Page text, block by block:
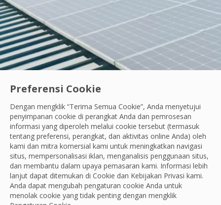
Preferensi Cookie
Dengan mengklik “Terima Semua Cookie”, Anda menyetujui
penyimpanan cookie di perangkat Anda dan pemrosesan
informasi yang diperoleh melalui cookie tersebut (termasuk
tentang preferensi, perangkat, dan aktivitas online Anda) oleh
kami dan mitra komersial kami untuk meningkatkan navigasi
situs, mempersonalisasi iklan, menganalisis penggunaan situs,
dan membantu dalam upaya pemasaran kami. Informasi lebih
lanjut dapat ditemukan di Cookie dan Kebijakan Privasi kami.
Anda dapat mengubah pengaturan cookie Anda untuk
menolak cookie yang tidak penting dengan mengklik
Ayo Berdiri Beraksi|Karyawan Kami
Semangat Belajar Tanpa Henti: Cara Andik
Saat menemukan kerusakan di area kerja, Andik fokus
OCS Team
29 Jul, 2026